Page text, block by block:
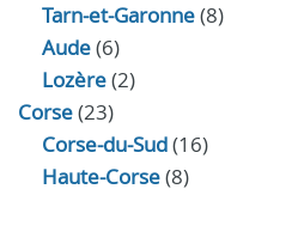
Tarn-et-Garonne(8)
Aude(6)
Lozère(2)
Corse(23)
Corse-du-Sud(16)
Haute-Corse(8)